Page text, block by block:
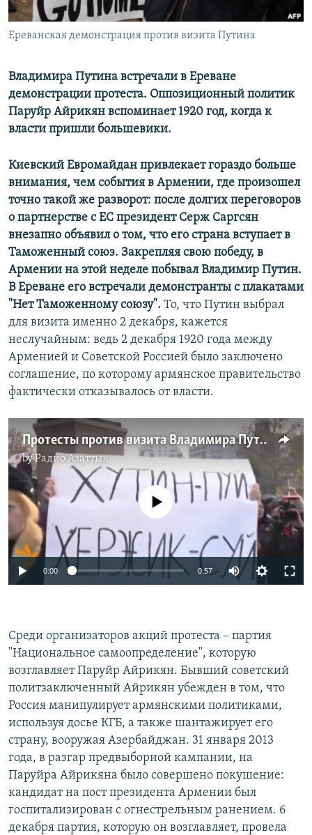
Ереванская демонстрация против визита Путина
Владимира Путина встречали в Ереване
демонстрации протеста. Оппозиционный политик
Паруйр Айрикян вспоминает 1920 год, когда к
власти пришли большевики.
Киевский Евромайдан привлекает гораздо больше
внимания, чем события в Армении, где произошел
точно такой же разворот: после долгих переговоров
о партнерстве с ЕС президент Серж Саргсян
внезапно объявил о том, что его страна вступает в
Таможенный союз. Закрепляя свою победу, в
Армении на этой неделе побывал Владимир Путин.
В Ереване его встречали демонстранты с плакатами
"Нет Таможенному союзу". То, что Путин выбрал
для визита именно 2 декабря, кажется
неслучайным: ведь 2 декабря 1920 года между
Арменией и Советской Россией было заключено
соглашение, по которому армянское правительство
фактически отказывалось от власти.
Протесты против визита Владимира Путина в Ереване
byРадио Азаттык
No media source currently available
0:00 0:57
Среди организаторов акций протеста – партия
"Национальное самоопределение", которую
возглавляет Паруйр Айрикян. Бывший советский
политзаключенный Айрикян убежден в том, что
Россия манипулирует армянскими политиками,
используя досье КГБ, а также шантажирует его
страну, вооружая Азербайджан. 31 января 2013
года, в разгар предвыборной кампании, на
Паруйра Айрикяна было совершено покушение:
кандидат на пост президента Армении был
госпитализирован с огнестрельным ранением. 6
декабря партия, которую он возглавляет, провела